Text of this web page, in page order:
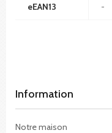
eEAN13 -
Information
Notre maison